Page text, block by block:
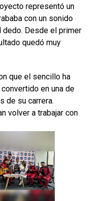
representó un
con un sonido
dedo. Desde el primer
quedó muy
que el sencillo ha
en una de
de su carrera.
volver a trabajar con